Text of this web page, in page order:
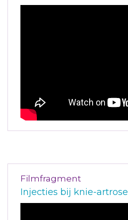
Filmfragment
Injecties bij knie-artrose